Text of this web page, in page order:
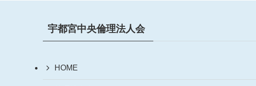
宇都宮中央倫理法人会
HOME